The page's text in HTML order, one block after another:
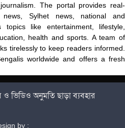
The portal provides real-
Sylhet news, national and
like entertainment, lifestyle,
health and sports. A team of
tirelessly to keep readers informed.
worldwide and offers a fresh
ভিডিও অনুমতি ছাড়া ব্যবহার
by :